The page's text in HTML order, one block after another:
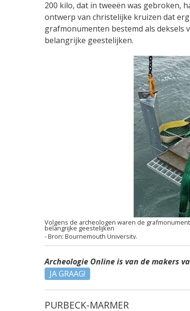
200 kilo, dat in tweeën was gebroken,
ontwerp van christelijke kruizen dat
grafmonumenten bestemd als deksels
belangrijke geestelijken.
Volgens de archeologen waren de
belangrijke geestelijken
Bournemouth University.
Archeologie Online is van de makers
JA GRAAG!
PURBECK-MARMER